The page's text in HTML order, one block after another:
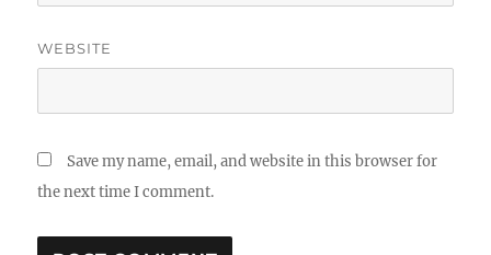
WEBSITE
Save my name, email, and website in this browser for
the next time I comment.